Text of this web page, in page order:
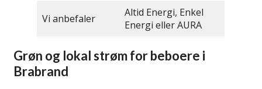
Vi anbefaler
Altid Energi, Enkel
Energi eller AURA
Grøn og lokal strøm for beboere i
Brabrand